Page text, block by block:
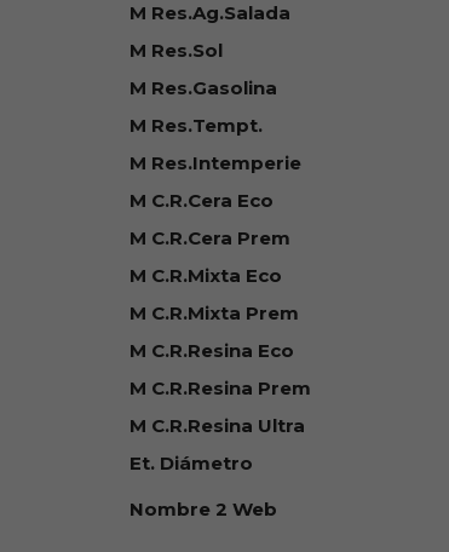
M Res.Ag.Salada
M Res.Sol
M Res.Gasolina
M Res.Tempt.
M Res.Intemperie
M C.R.Cera Eco
M C.R.Cera Prem
M C.R.Mixta Eco
M C.R.Mixta Prem
M C.R.Resina Eco
M C.R.Resina Prem
M C.R.Resina Ultra
Et. Diámetro
Nombre 2 Web